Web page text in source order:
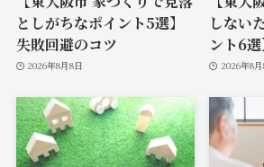
としがちなポイント5選】
失敗回避のコツ
2026年8月8日
しない
ント6
2026年8